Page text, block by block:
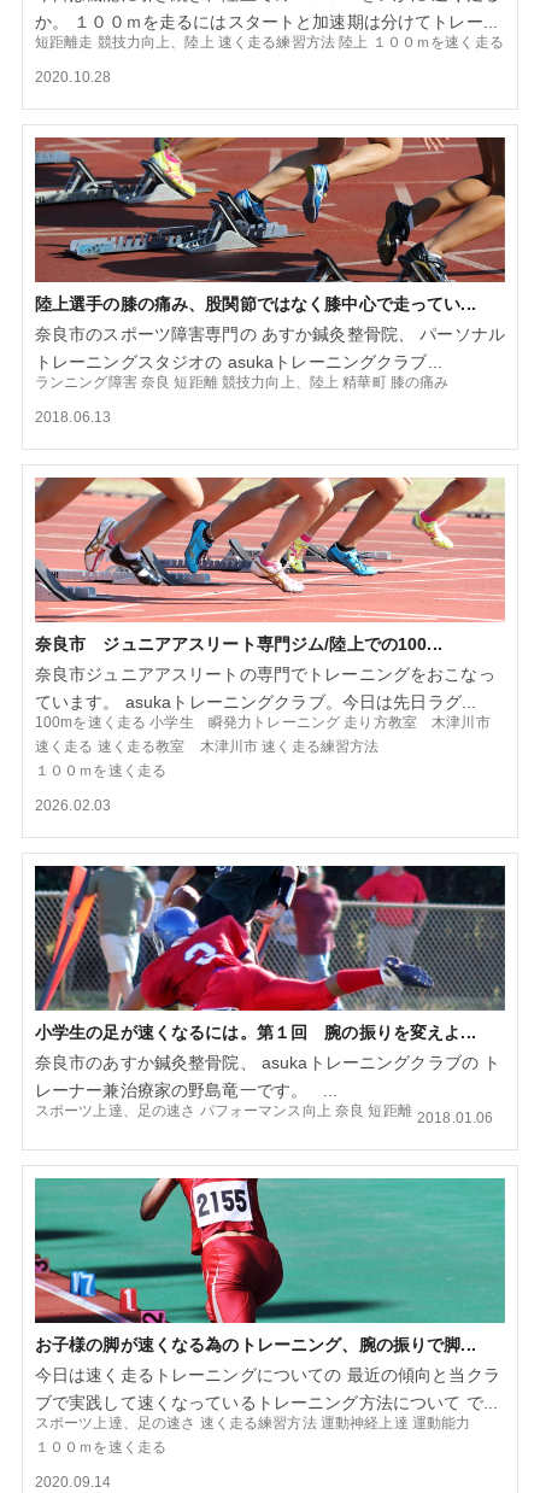
か。 １００ｍを走るにはスタートと加速期は分けてトレー...
短距離走 競技力向上、陸上 速く走る練習方法 陸上 １００ｍを速く走る
2020.10.28
陸上選手の膝の痛み、股関節ではなく膝中心で走ってい...
奈良市のスポーツ障害専門の あすか鍼灸整骨院、 パーソナル
トレーニングスタジオの asukaトレーニングクラブ...
ランニング障害 奈良 短距離 競技力向上、陸上 精華町 膝の痛み
2018.06.13
奈良市 ジュニアアスリート専門ジム/陸上での100...
奈良市ジュニアアスリートの専門でトレーニングをおこなっ
ています。 asukaトレーニングクラブ。今日は先日ラグ...
100mを速く走る 小学生 瞬発力トレーニング 走り方教室 木津川市
速く走る 速く走る教室 木津川市 速く走る練習方法
１００ｍを速く走る
2026.02.03
小学生の足が速くなるには。第１回 腕の振りを変えよ...
奈良市のあすか鍼灸整骨院、 asukaトレーニングクラブの ト
レーナー兼治療家の野島竜一です。 ...
スポーツ上達、足の速さ パフォーマンス向上 奈良 短距離 2018.01.06
お子様の脚が速くなる為のトレーニング、腕の振りで脚...
今日は速く走るトレーニングについての 最近の傾向と当クラ
ブで実践して速くなっているトレーニング方法について で...
スポーツ上達、足の速さ 速く走る練習方法 運動神経上達 運動能力
１００ｍを速く走る
2020.09.14